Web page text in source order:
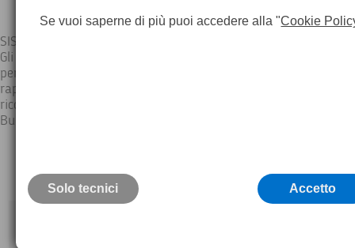
SISTEMA DI RILIEVO LASER SCANNER LEICA AD ALTA
Gli scanner laser 3D Leica ScanStation P-Series sono il partner
per acquisire la geometria 3D di infrastrutture civili, creare
rappresentazione as-built di un grande complesso industriale,
ricostruire una scena del crimine o generare dati 3D da
Building Information Modeling (BIM).
Se vuoi saperne di più puoi accedere alla "Cookie
Solo tecnici Accetto